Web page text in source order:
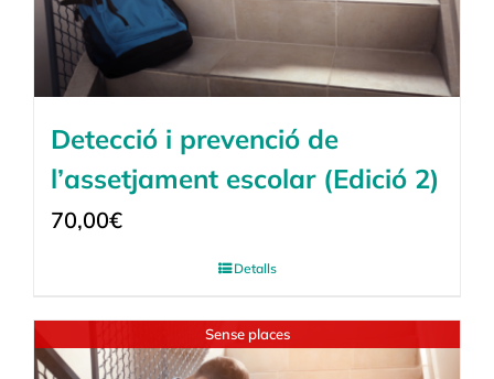
Detecció i prevenció de
l’assetjament escolar (Edició 2)
70,00€
Detalls
Sense places